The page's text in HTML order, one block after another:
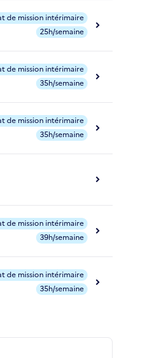
de mission intérimaire
25h/semaine
de mission intérimaire
35h/semaine
de mission intérimaire
35h/semaine
de mission intérimaire
39h/semaine
de mission intérimaire
35h/semaine